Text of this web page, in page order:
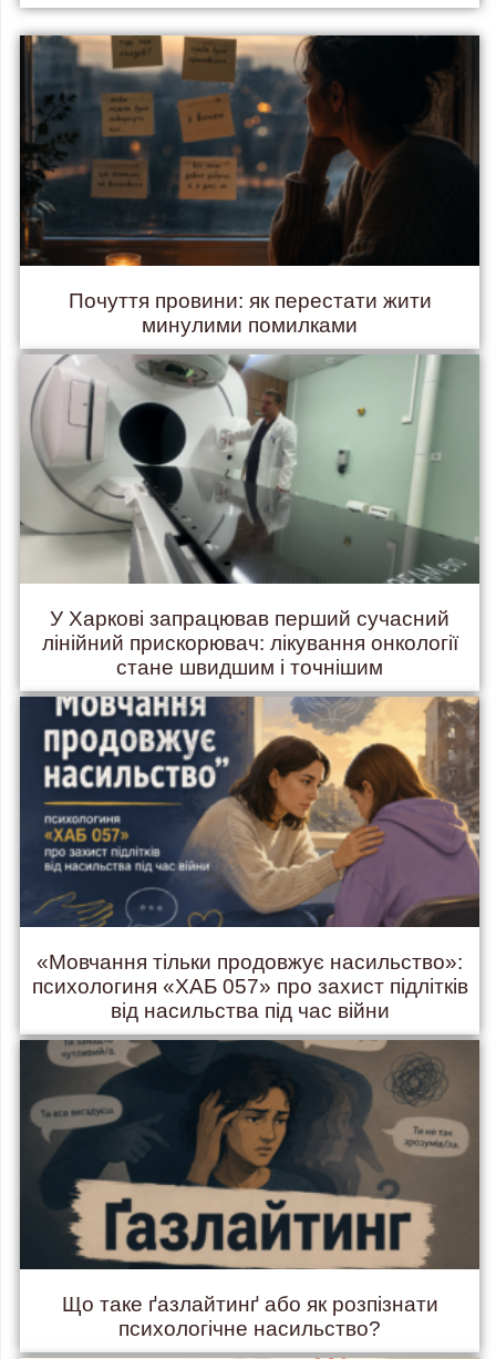
Почуття провини: як перестати жити
минулими помилками
У Харкові запрацював перший сучасний
лінійний прискорювач: лікування онкології
стане швидшим і точнішим
«Мовчання тільки продовжує насильство»:
психологиня «ХАБ 057» про захист підлітків
від насильства під час війни
Що таке ґазлайтинґ або як розпізнати
психологічне насильство?